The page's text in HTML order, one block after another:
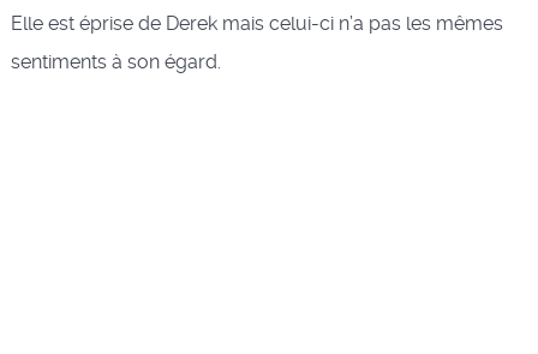
Elle est éprise de Derek mais celui-ci n’a pas les mêmes
sentiments à son égard.